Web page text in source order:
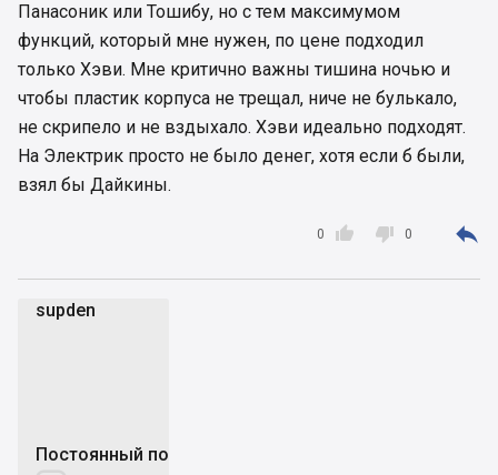
Панасоник или Тошибу, но с тем максимумом
функций, который мне нужен, по цене подходил
только Хэви. Мне критично важны тишина ночью и
чтобы пластик корпуса не трещал, ниче не булькало,
не скрипело и не вздыхало. Хэви идеально подходят.
На Электрик просто не было денег, хотя если б были,
взял бы Дайкины.

0  0 
supden
Постоянный пользователь